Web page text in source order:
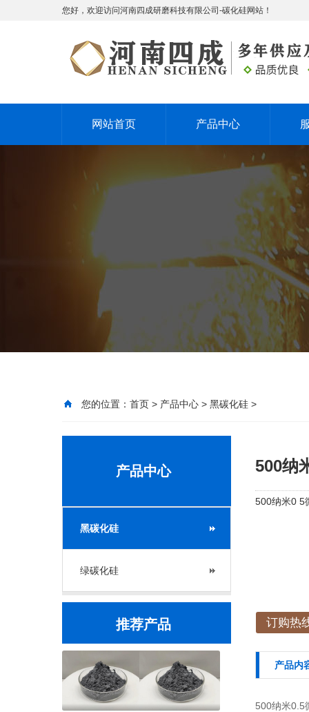
您好，欢迎访问河南四成研磨科技有限公司-碳化硅网站！
网站首页 产品中心
您的位置： 首页 > 产品中心 > 黑碳化硅 >
产品中心
黑碳化硅
绿碳化硅
推荐产品
500纳
500纳米0 5
订购热
产品内
500纳米0.5